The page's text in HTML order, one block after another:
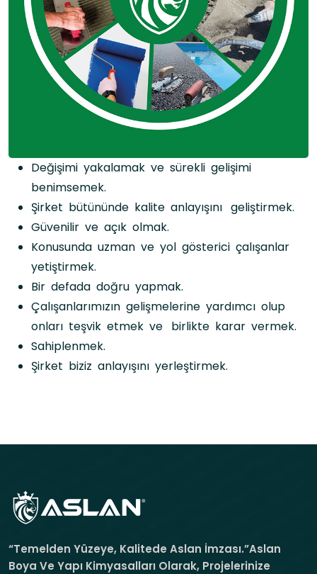
Değişimi yakalamak ve sürekli gelişimi
benimsemek.
Şirket bütününde kalite anlayışını geliştirmek.
Güvenilir ve açık olmak.
Konusunda uzman ve yol gösterici çalışanlar
yetiştirmek.
Bir defada doğru yapmak.
Çalışanlarımızın gelişmelerine yardımcı olup
onları teşvik etmek ve birlikte karar vermek.
Sahiplenmek.
Şirket biziz anlayışını yerleştirmek.
“Temelden Yüzeye, Kalitede Aslan İmzası.”Aslan
Boya Ve Yapı Kimyasalları Olarak, Projelerinize